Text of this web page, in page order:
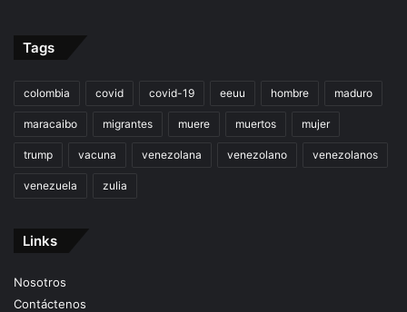
Tags
colombia covid covid-19 eeuu hombre maduro
maracaibo migrantes muere muertos mujer
trump vacuna venezolana venezolano venezolanos
venezuela zulia
Links
Nosotros
Contáctenos